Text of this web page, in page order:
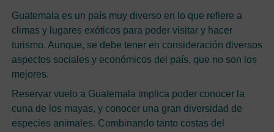
Guatemala es un país muy diverso en lo que refiere a
climas y lugares exóticos para poder visitar y hacer
turismo. Aunque, se debe tener en consideración diversos
aspectos sociales y económicos del país, que no son los
mejores.
Reservar vuelo a Guatemala implica poder conocer la
cuna de los mayas, y conocer una gran diversidad de
especies animales. Combinando tanto costas del